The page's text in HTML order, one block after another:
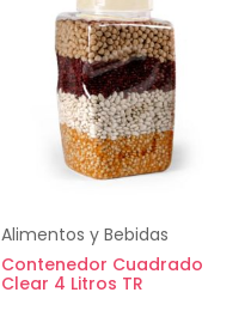
Alimentos y Bebidas
Contenedor Cuadrado
Clear 4 Litros TR